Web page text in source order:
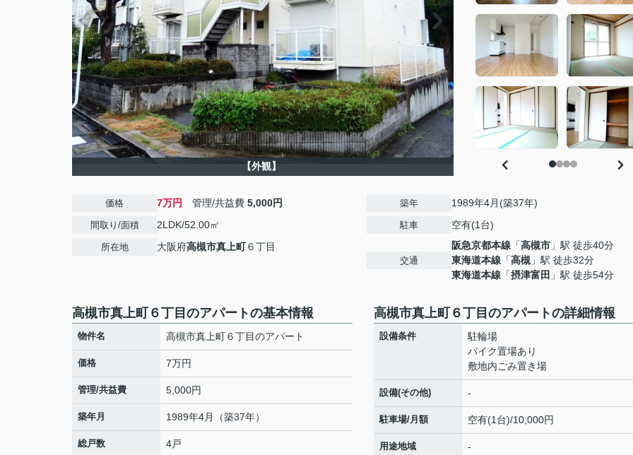
【外観】
価格 7万円 管理/共益費 5,000円
間取り/面積 2LDK/52.00㎡
所在地 大阪府高槻市真上町６丁目
築年 1989年4月(築37年)
駐車 空有(1台)
交通
阪急京都本線 「高槻市 」駅 徒歩40分
東海道本線 「高槻 」駅 徒歩32分
東海道本線 「摂津富田 」駅 徒歩54分
高槻市真上町６丁目のアパートの基本情報
物件名 高槻市真上町６丁目のアパート
価格 7万円
管理/共益費 5,000円
築年月 1989年4月（築37年）
総戸数 4戸
高槻市真上町６丁目のアパートの詳細情報
設備条件
駐輪場
バイク置場あり
敷地内ごみ置き場
設備(その他) -
駐車場/月額 空有(1台)/10,000円
用途地域 -